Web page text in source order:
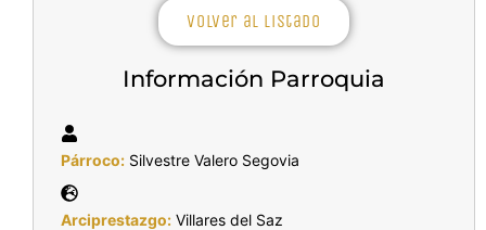
Volver al listado
Información Parroquia
Párroco: Silvestre Valero Segovia
Arciprestazgo: Villares del Saz